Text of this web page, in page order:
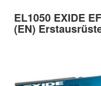
EL1050 EXIDE
(EN)